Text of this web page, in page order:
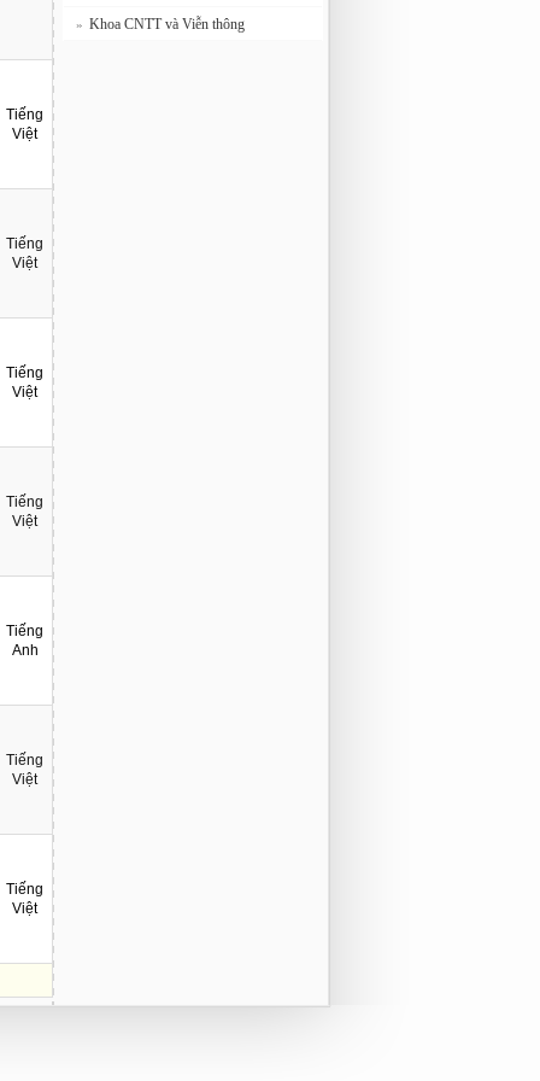
Tiếng
Việt
Tiếng
Việt
Tiếng
Việt
Tiếng
Việt
Tiếng
Anh
Tiếng
Việt
Tiếng
Việt
» Khoa CNTT và Viễn thông